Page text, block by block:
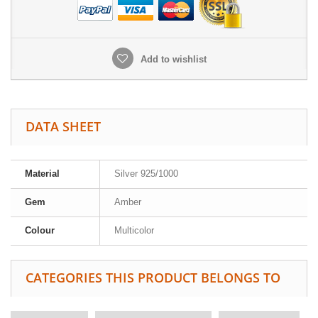
Add to wishlist
DATA SHEET
Material Silver 925/1000
Gem Amber
Colour Multicolor
CATEGORIES THIS PRODUCT BELONGS TO